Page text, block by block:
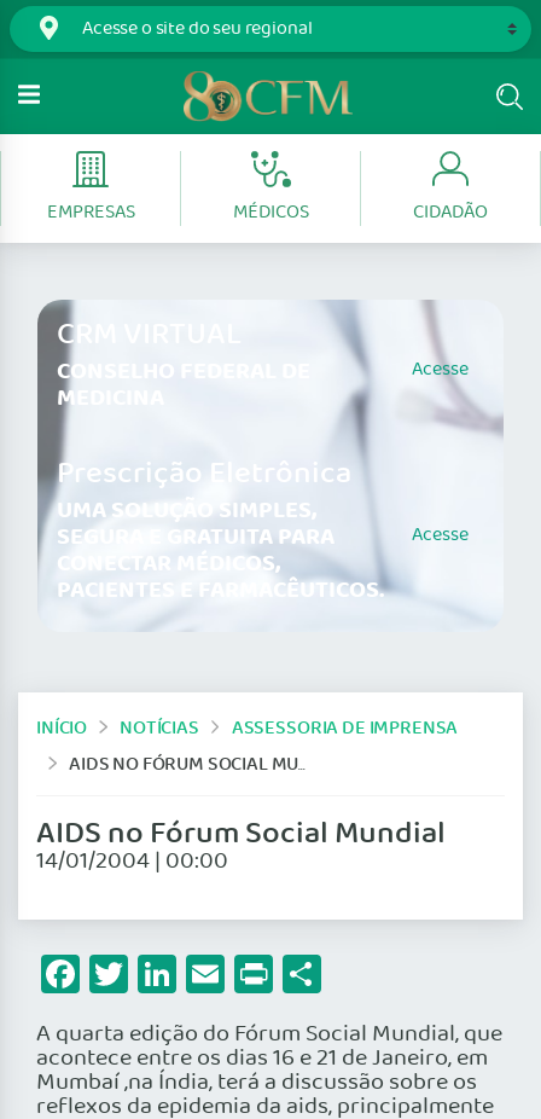
EMPRESAS MÉDICOS CIDADÃO
CRM VIRTUAL
CONSELHO FEDERAL DE
MEDICINA
Acesse
Prescrição Eletrônica
UMA SOLUÇÃO SIMPLES,
SEGURA E GRATUITA PARA
CONECTAR MÉDICOS,
PACIENTES E FARMACÊUTICOS.
Acesse
INÍCIO NOTÍCIAS
ASSESSORIA DE IMPRENSA
AIDS NO FÓRUM SOCIAL MUNDIAL
AIDS no Fórum Social Mundial
14/01/2004 | 00:00
Facebook
Twitter
LinkedIn
Email
Print
A quarta edição do Fórum Social Mundial, que
acontece entre os dias 16 e 21 de Janeiro, em
Mumbaí ,na Índia, terá a discussão sobre os
reflexos da epidemia da aids, principalmente